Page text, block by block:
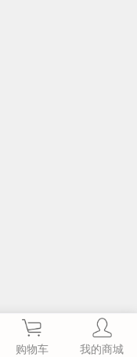
购物车 我的商城